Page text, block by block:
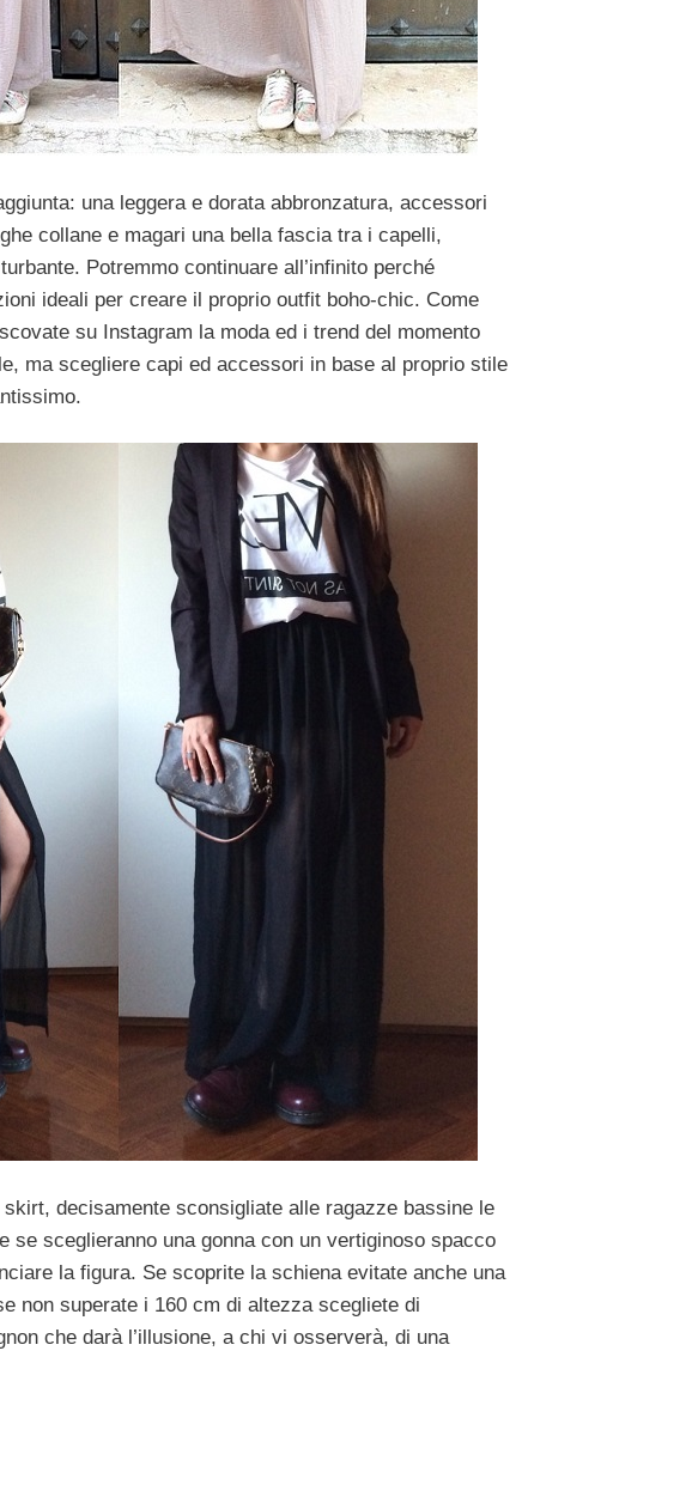
una leggera e dorata abbronzatura, accessori
collane e magari una bella fascia tra i capelli,
Potremmo continuare all’infinito perché
ideali per creare il proprio outfit boho-chic. Come
su Instagram la moda ed i trend del momento
ma scegliere capi ed accessori in base al proprio stile
decisamente sconsigliate alle ragazze bassine le
se sceglieranno una gonna con un vertiginoso spacco
la figura. Se scoprite la schiena evitate anche una
non superate i 160 cm di altezza scegliete di
che darà l’illusione, a chi vi osserverà, di una